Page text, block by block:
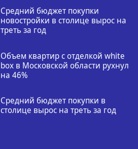
Средний бюджет покупки
новостройки в столице вырос на
треть за год
Объем квартир с отделкой white
box в Московской области рухнул
на 46%
Средний бюджет покупки в
столице вырос на треть за год